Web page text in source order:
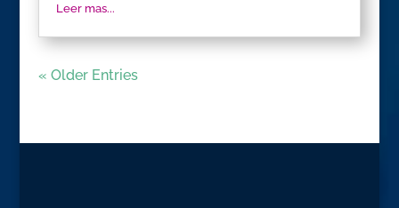
Leer mas...
« Older Entries